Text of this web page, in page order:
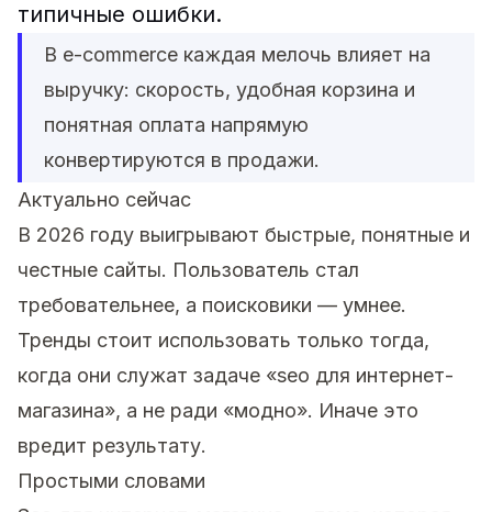
типичные ошибки.
В e-commerce каждая мелочь влияет на
выручку: скорость, удобная корзина и
понятная оплата напрямую
конвертируются в продажи.
Актуально сейчас
В 2026 году выигрывают быстрые, понятные и
честные сайты. Пользователь стал
требовательнее, а поисковики — умнее.
Тренды стоит использовать только тогда,
когда они служат задаче «seo для интернет-
магазина», а не ради «модно». Иначе это
вредит результату.
Простыми словами